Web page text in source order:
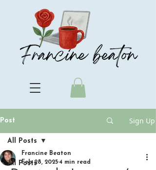
Post Sign Up
All Posts
All Posts
Francine Beaton
Feb 28, 2025 4 min read